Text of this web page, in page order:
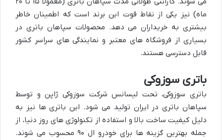
ماه) نیز یکی از نقاط قوت این برند است که اطمینان خاطر
بیشتری به خریداران می دهد. محصولات سپاهان باتری در
بسیاری از فروشگاه های معتبر و نمایندگی های سراسر کشور
قابل دسترسی هستند.
باتری سوزوکی
باتری سوزوکی، تحت لیسانس شرکت سوزوکی ژاپن و توسط
سپاهان باتری در ایران تولید می شود. این باتری ها نیز به
دلیل کیفیت ساخت بالا و استفاده از تکنولوژی های روز دنیا، از
جمله بهترین گزینه ها برای خودرو ال ۹۰ محسوب می شوند.